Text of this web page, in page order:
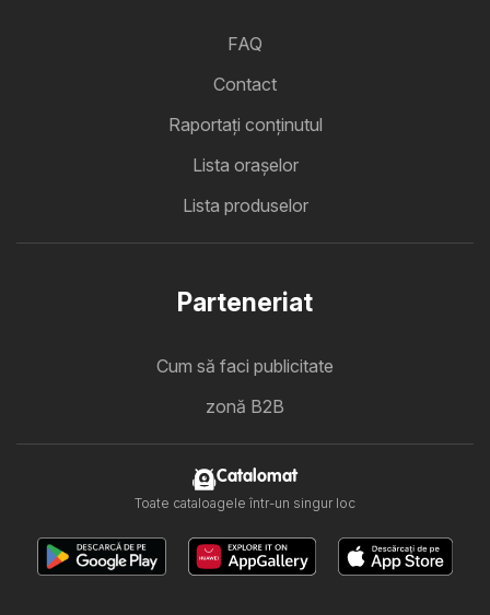
FAQ
Contact
Raportați conținutul
Lista oraşelor
Lista produselor
Parteneriat
Cum să faci publicitate
zonă B2B
Catalomat
Toate cataloagele într-un singur loc